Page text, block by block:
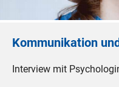
Kommunikation
Interview mit